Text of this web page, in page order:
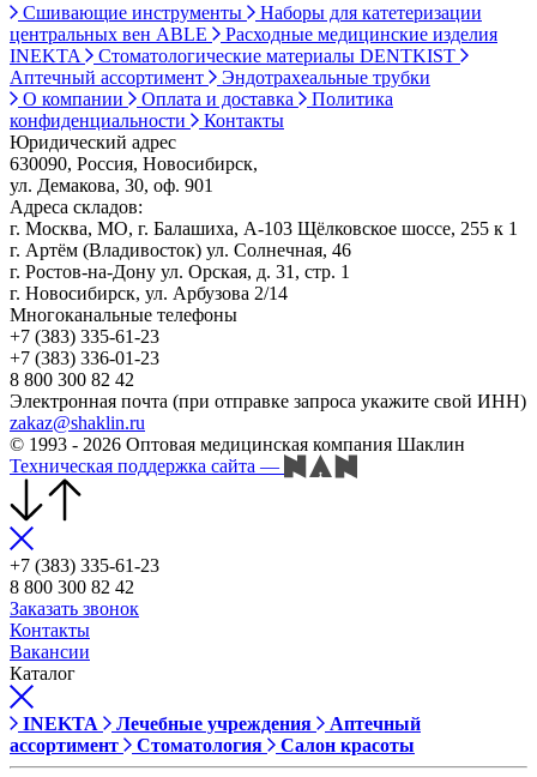
Сшивающие инструменты
Наборы для катетеризации
центральных вен ABLE
Расходные медицинские изделия
INEKTA
Стоматологические материалы DENTKIST
Аптечный ассортимент
Эндотрахеальные трубки
О компании
Оплата и доставка
Политика
конфиденциальности
Контакты
Юридический адрес
630090, Россия, Новосибирск,
ул. Демакова, 30, оф. 901
Адреса складов:
г. Москва, МО, г. Балашиха, А-103 Щёлковское шоссе, 255 к 1
г. Артём (Владивосток) ул. Солнечная, 46
г. Ростов-на-Дону ул. Орская, д. 31, стр. 1
г. Новосибирск, ул. Арбузова 2/14
Многоканальные телефоны
+7 (383) 335-61-23
+7 (383) 336-01-23
8 800 300 82 42
Электронная почта (при отправке запроса укажите свой ИНН)
zakaz@shaklin.ru
© 1993 - 2026 Оптовая медицинская компания Шаклин
Техническая поддержка сайта —
+7 (383) 335-61-23
8 800 300 82 42
Заказать звонок
Контакты
Вакансии
Каталог
INEKTA Лечебные учреждения
Аптечный
ассортимент
Стоматология Салон красоты